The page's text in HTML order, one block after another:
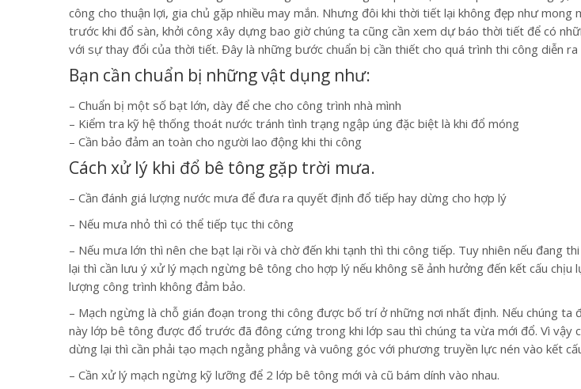
công cho thuận lợi, gia chủ gặp nhiều may mắn. Nhưng đôi khi thời tiết lại không đẹp như mong
trước khi đổ sàn, khởi công xây dựng bao giờ chúng ta cũng cần xem dự báo thời tiết để có
với sự thay đổi của thời tiết. Đây là những bước chuẩn bị cần thiết cho quá trình thi công diễn ra
Bạn cần chuẩn bị những vật dụng như:
– Chuẩn bị một số bạt lớn, dày để che cho công trình nhà mình
– Kiểm tra kỹ hệ thống thoát nước tránh tình trạng ngập úng đặc biệt là khi đổ móng
– Cần bảo đảm an toàn cho người lao động khi thi công
Cách xử lý khi đổ bê tông gặp trời mưa.
– Cần đánh giá lượng nước mưa để đưa ra quyết định đổ tiếp hay dừng cho hợp lý
– Nếu mưa nhỏ thì có thể tiếp tục thi công
– Nếu mưa lớn thì nên che bạt lại rồi và chờ đến khi tạnh thì thi công tiếp. Tuy nhiên nếu đang
lại thì cần lưu ý xử lý mạch ngừng bê tông cho hợp lý nếu không sẽ ảnh hưởng đến kết cấu chịu
lượng công trình không đảm bảo.
– Mạch ngừng là chỗ gián đoạn trong thi công được bố trí ở những nơi nhất định. Nếu chúng
này lớp bê tông được đổ trước đã đông cứng trong khi lớp sau thì chúng ta vừa mới đổ. Vì vậy
dừng lại thì cần phải tạo mạch ngằng phẳng và vuông góc với phương truyền lực nén vào kết
– Cần xử lý mạch ngừng kỹ lưỡng để 2 lớp bê tông mới và cũ bám dính vào nhau.